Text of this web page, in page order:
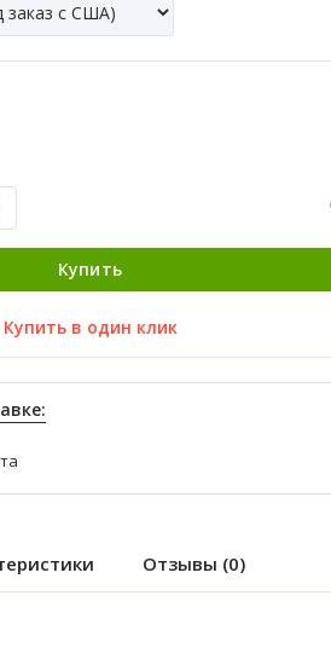
Купить
Купить в один клик
Отзывы (0)